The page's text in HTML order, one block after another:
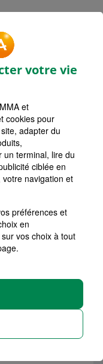
Val-d'Oise (95)
votre vie
et
cookies pour
adapter du
un terminal, lire du
ciblée en
navigation et
préférences et
en
vos choix à tout